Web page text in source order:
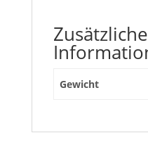
Zusätzliche
Gewicht